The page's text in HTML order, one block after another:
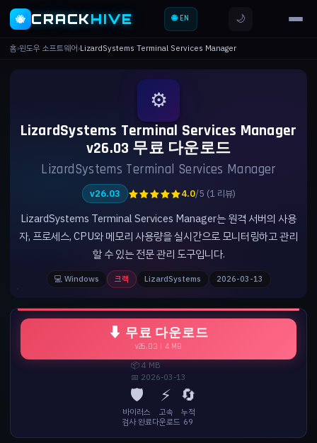
🐝 CRACKHIVE 🌐 EN 🌙
홈›윈도우 소프트웨어›LizardSystems Terminal Services Manager
⚙️
LizardSystems Terminal Services Manager
v26.03 무료 다운로드
LizardSystems Terminal Services Manager
v26.03 ★★★★★4.0/5 (1 리뷰)
LizardSystems Terminal Services Manager는 원격 서버의 사용
자, 프로세스, CPU와 메모리 사용량을 실시간으로 모니터링하고 관리
할 수 있는 전문 관리 도구입니다.
💻 Windows 크랙 LizardSystems 2026-03-13
⬇ 무료 다운로드
v26.03 | 4 MB
📦 4 MB
📅 2026-03-13
🛡️
바이러스
검사 완료
⚡
고속
다운로드
🔄
누적
69